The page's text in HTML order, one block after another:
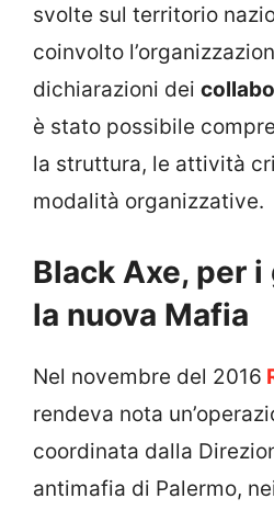
svolte sul territorio
coinvolto
dichiarazioni dei
è stato possibile
la struttura, le attività
modalità organizzative.
Black Axe, per
la nuova Mafia
Nel novembre del 2016
rendeva nota
coordinata dalla
antimafia di Palermo,